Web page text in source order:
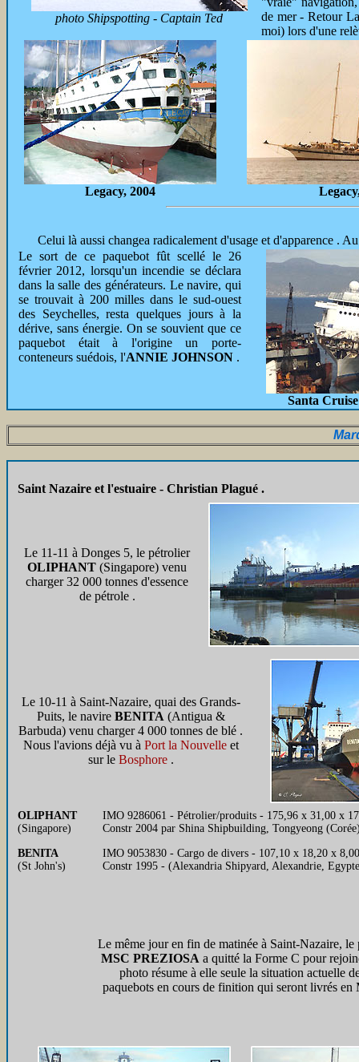
photo Shipspotting - Captain Ted
de mer - Retour
moi) lors d'une
Legacy, 2004
Celui là aussi changea radicalement d'usage et d'apparence .
Le sort de ce paquebot fût scellé le 26
février 2012, lorsqu'un incendie se déclara
dans la salle des générateurs. Le navire, qui
se trouvait à 200 milles dans le sud-ouest
des Seychelles, resta quelques jours à la
dérive, sans énergie. On se souvient que ce
paquebot était à l'origine un porte-
conteneurs suédois, l'ANNIE JOHNSON .
Santa Cruise
Saint Nazaire et l'estuaire - Christian Plagué .
Le 11-11 à Donges 5, le pétrolier
OLIPHANT (Singapore) venu
charger 32 000 tonnes d'essence
de pétrole .
Le 10-11 à Saint-Nazaire, quai des Grands-
Puits, le navire BENITA (Antigua &
Barbuda) venu charger 4 000 tonnes de blé .
Nous l'avions déjà vu à Port la Nouvelleet
sur le Bosphore.
OLIPHANT
(Singapore)
IMO 9286061 - Pétrolier/produits - 175,96 x 31,00 x
Constr 2004 par Shina Shipbuilding, Tongyeong
BENITA
(St John's)
IMO 9053830 - Cargo de divers - 107,10 x 18,20 x
Constr 1995 - (Alexandria Shipyard, Alexandrie,
Le même jour en fin de matinée à Saint-Nazaire, le
MSC PREZIOSA a quitté la Forme C pour
photo résume à elle seule la situation actuelle
paquebots en cours de finition qui seront livrés en